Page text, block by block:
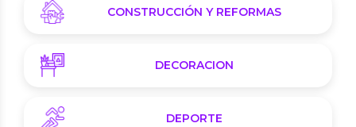
CONSTRUCCIÓN Y REFORMAS
DECORACION
DEPORTE